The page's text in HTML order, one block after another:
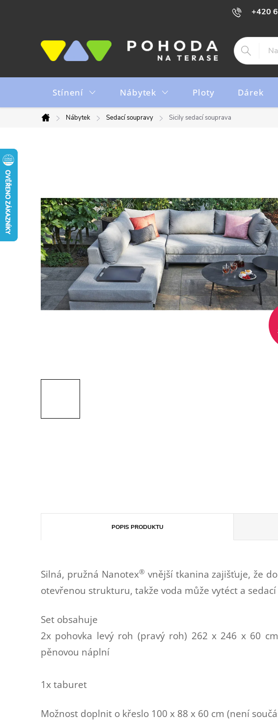
+420
Stínení Nábytek Ploty Dárek
Domů
Nábytek Sedací soupravy Sicily sedací souprava
POPIS PRODUKTU
Silná, pružná Nanotex® vnější tkanina zajišťuje, že
otevřenou strukturu, takže voda může vytéct a
Set obsahuje
2x pohovka levý roh (pravý roh) 262 x 246 x 60
pěnovou náplní
1x taburet
Možnost doplnit o křeslo 100 x 88 x 60 cm (není